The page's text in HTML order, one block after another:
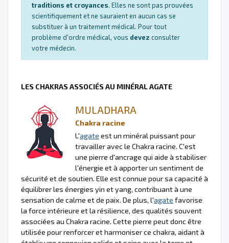
traditions et croyances. Elles ne sont pas prouvées
scientifiquement et ne sauraient en aucun cas se
substituer à un traitement médical. Pour tout
problème d'ordre médical, vous devez consulter
votre médecin.
LES CHAKRAS ASSOCIÉS AU MINÉRAL AGATE
MULADHARA
Chakra racine
L'agate est un minéral puissant pour
travailler avec le Chakra racine. C'est
une pierre d'ancrage qui aide à stabiliser
l'énergie et à apporter un sentiment de
sécurité et de soutien. Elle est connue pour sa capacité à
équilibrer les énergies yin et yang, contribuant à une
sensation de calme et de paix. De plus, l'agate favorise
la force intérieure et la résilience, des qualités souvent
associées au Chakra racine. Cette pierre peut donc être
utilisée pour renforcer et harmoniser ce chakra, aidant à